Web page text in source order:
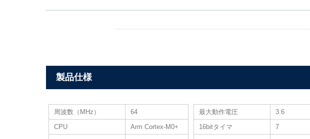
製品仕様
周波数（MHz）
64
CPU
Arm Cortex-M0+
最大動作電圧
3.6
16bitタイマ
7